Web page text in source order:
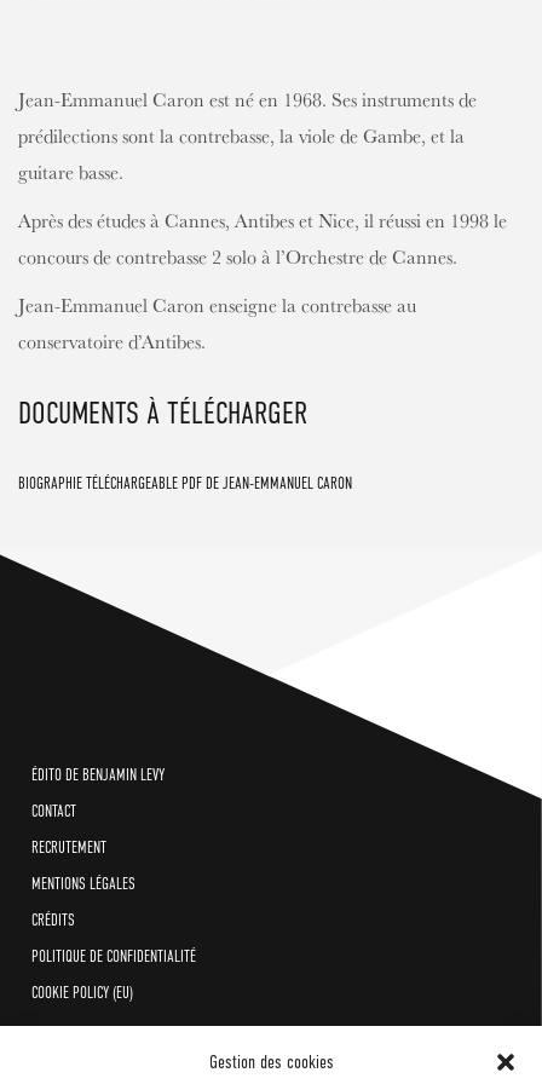
Gestion des cookies
Jean-Emmanuel Caron est né en 1968. Ses instruments de
prédilections sont la contrebasse, la viole de Gambe, et la
guitare basse.
Après des études à Cannes, Antibes et Nice, il réussi en 1998 le
concours de contrebasse 2 solo à l’Orchestre de Cannes.
Jean-Emmanuel Caron enseigne la contrebasse au
conservatoire d’Antibes.
DOCUMENTS À TÉLÉCHARGER
BIOGRAPHIE TÉLÉCHARGEABLE PDF DE JEAN-EMMANUEL CARON
ÉDITO DE BENJAMIN LEVY
CONTACT
RECRUTEMENT
MENTIONS LÉGALES
CRÉDITS
POLITIQUE DE CONFIDENTIALITÉ
COOKIE POLICY (EU)